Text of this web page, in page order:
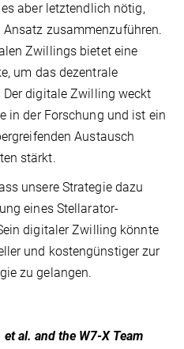
aber letztendlich nötig,
zusammenzuführen.
Zwillings bietet eine
um das dezentrale
Der digitale Zwilling weckt
in der Forschung und ist ein
Austausch
stärkt.
unsere Strategie dazu
eines Stellarator-
digitaler Zwilling könnte
und kostengünstiger zur
zu gelangen.
al. and the W7-X Team